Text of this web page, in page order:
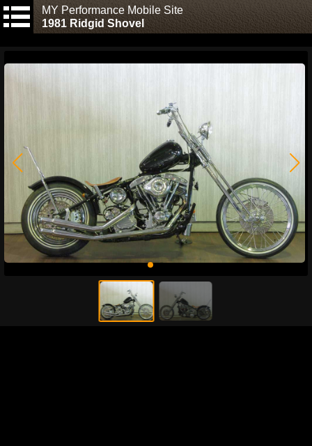
MY Performance Mobile Site
1981 Ridgid Shovel